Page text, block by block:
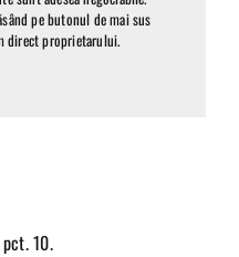
pe butonul de mai sus
direct proprietarului.
10.